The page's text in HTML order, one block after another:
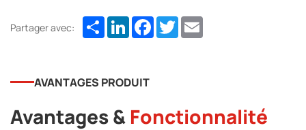
Partager avec: ShareLinkedInFacebook
Twitter
AVANTAGES PRODUIT
Avantages & Fonctionnalité